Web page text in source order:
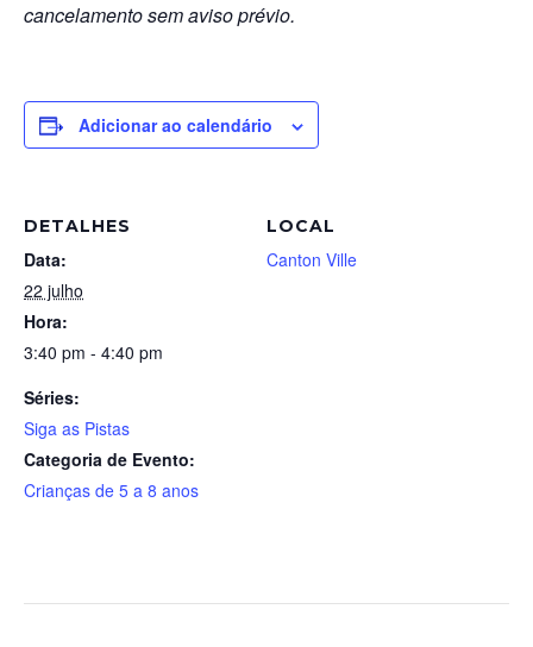
cancelamento sem aviso prévio.
Adicionar ao calendário
DETALHES
Data:
22 julho
Hora:
3:40 pm - 4:40 pm
Séries:
Siga as Pistas
Categoria de Evento:
Crianças de 5 a 8 anos
LOCAL
Canton Ville